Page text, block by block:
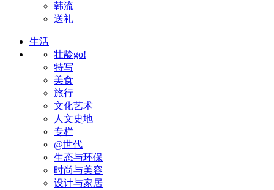
韩流
送礼
生活
壮龄go!
特写
美食
旅行
文化艺术
人文史地
专栏
@世代
生态与环保
时尚与美容
设计与家居